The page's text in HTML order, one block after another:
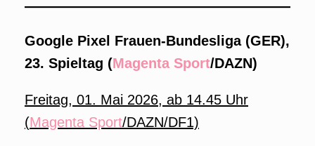
Google Pixel Frauen-Bundesliga (GER),
23. Spieltag (Magenta Sport/DAZN)
Freitag, 01. Mai 2026, ab 14.45 Uhr
(Magenta Sport/DAZN/DF1)